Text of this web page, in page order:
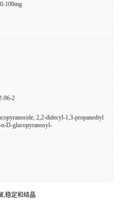
100mg
96-2
2,2-didecyl-1,3-propanediyl
D-glucopyranosyl-
,稳定和结晶